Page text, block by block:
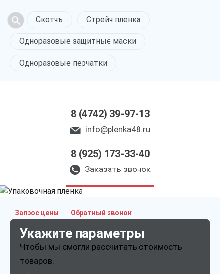
Скотчъ Стрейч пленка
Одноразовые защитные маски
Одноразовые перчатки
8 (4742) 39-97-13
info@plenka48.ru
8 (925) 173-33-40
Заказать звонок
Упаковочная пленка
в Липецке
Запрос цены Обратный звонок
Укажите параметры
Чтобы мы смогли рассчитать стоимость
товаров.